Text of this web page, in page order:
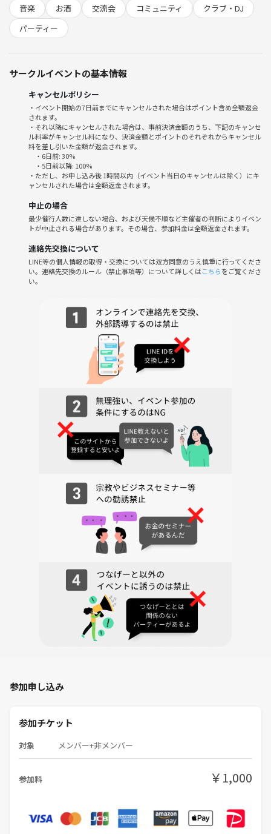
19:00 受付
19:10 乾杯
20:30 ドリンクL.O.
📍会場
新橋駅徒歩2分
※詳細は参加者のみご連絡します
👛会費
6,000円
+つなげーと申し込み料500
※飲み放題・軽食つき
⚠️禁止事項
・MLM、ビジネス、宗教等への勧誘・誘導
（当日および後日も禁止！）
・参加者の迷惑になる行為全般
（しつこいナンパや泥酔するまで飲むなど）
・ドタキャン！
(事前に発注かけてる関係でキャンセル料発生します😭)
音楽
お酒 交流会 コミュニティ
クラブ・DJ
パーティー
サークルイベントの基本情報
キャンセルポリシー
・イベント開始の7日前までにキャンセルされた場合はポイント含め全額返金
されます。
・それ以降にキャンセルされた場合は、事前決済金額のうち、下記のキャンセ
ル料率がキャンセル料になり、決済金額とポイントのそれぞれからキャンセル
料を差し引いた金額が返金されます。
・6日前: 30%
・5日前以降: 100%
・ただし、お申し込み後 1時間以内（イベント当日のキャンセルは除く）にキ
ャンセルされた場合は全額返金されます。
中止の場合
最少催行人数に達しない場合、および天候不順など主催者の判断によりイベン
トが中止される場合があります。その場合、参加料金は全額返金されます。
連絡先交換について
LINE等の個人情報の取得・交換については双方同意のうえ慎重に行ってくださ
い。連絡先交換のルール（禁止事項等）について詳しくはこちらをご覧くださ
い。
参加申し込み
参加チケット
対象 メンバー+非メンバー
参加料 ￥1,000